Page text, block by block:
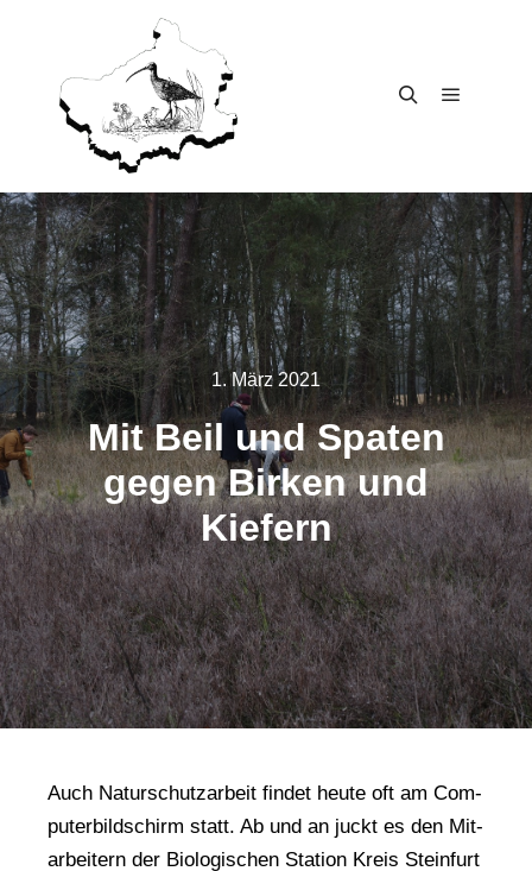
1. März 2021
Mit Beil und Spa­ten
gegen Bir­ken und
Kiefern
Auch Natur­schutz­ar­beit fin­det heu­te oft am Com­
pu­ter­bild­schirm statt. Ab und an juckt es den Mit­
ar­bei­tern der Bio­lo­gi­schen Sta­ti­on Kreis Stein­furt